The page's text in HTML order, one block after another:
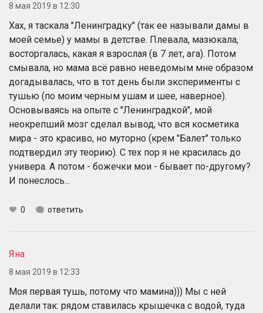
8 мая 2019 в 12:30
Хах, я таскала "Ленинградку" (так ее называли дамы в
моей семье) у мамы в детстве. Плевала, мазюкала,
восторгалась, какая я взрослая (в 7 лет, ага). Потом
смывала, но мама всё равно неведомым мне образом
догадывалась, что в тот день были эксперименты с
тушью (по моим черным ушам и шее, наверное).
Основываясь на опыте с "Ленинградкой", мой
неокрепший мозг сделал вывод, что вся косметика
мира - это красиво, но муторно (крем "Балет" только
подтвердил эту теорию). С тех пор я не красилась до
универа. А потом - божечки мои - бывает по-другому?
И понеслось...
0 ответить
Яна
8 мая 2019 в 12:33
Моя первая тушь, потому что мамина))) Мы с ней
делали так: рядом ставилась крышечка с водой, туда